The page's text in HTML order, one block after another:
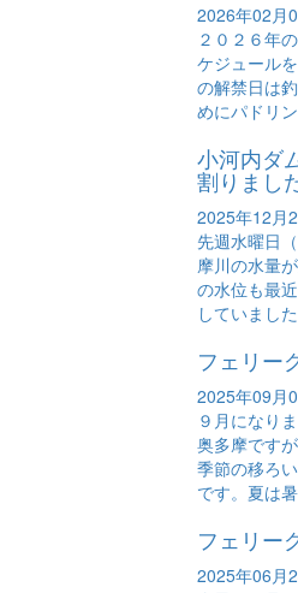
2026年02月
２０２６年
ケジュール
の解禁日は
めにパドリ
小河内ダ
割りまし
2025年12月
先週水曜日
摩川の水量
の水位も最
していまし
フェリー
2025年09月
９月になり
奥多摩です
季節の移ろ
です。夏は
フェリー
2025年06月